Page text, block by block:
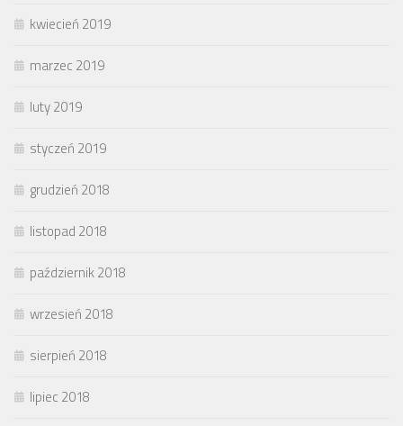
kwiecień 2019
marzec 2019
luty 2019
styczeń 2019
grudzień 2018
listopad 2018
październik 2018
wrzesień 2018
sierpień 2018
lipiec 2018